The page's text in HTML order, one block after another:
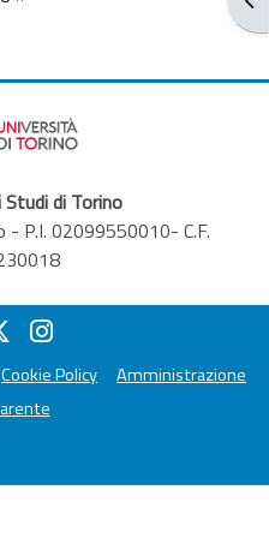
di Torino
- P.I. 02099550010- C.F.
Cookie Policy
Amministrazione